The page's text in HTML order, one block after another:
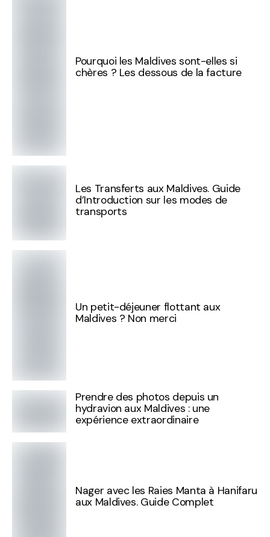
Pourquoi les Maldives sont-elles si
chères ? Les dessous de la facture
Les Transferts aux Maldives. Guide
d’Introduction sur les modes de
transports
Un petit-déjeuner flottant aux
Maldives ? Non merci
Prendre des photos depuis un
hydravion aux Maldives : une
expérience extraordinaire
Nager avec les Raies Manta à Hanifaru
aux Maldives. Guide Complet